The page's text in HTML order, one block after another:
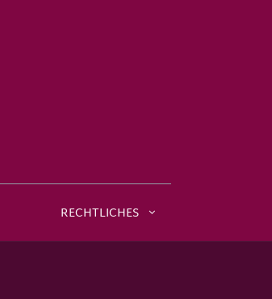
RECHTLICHES